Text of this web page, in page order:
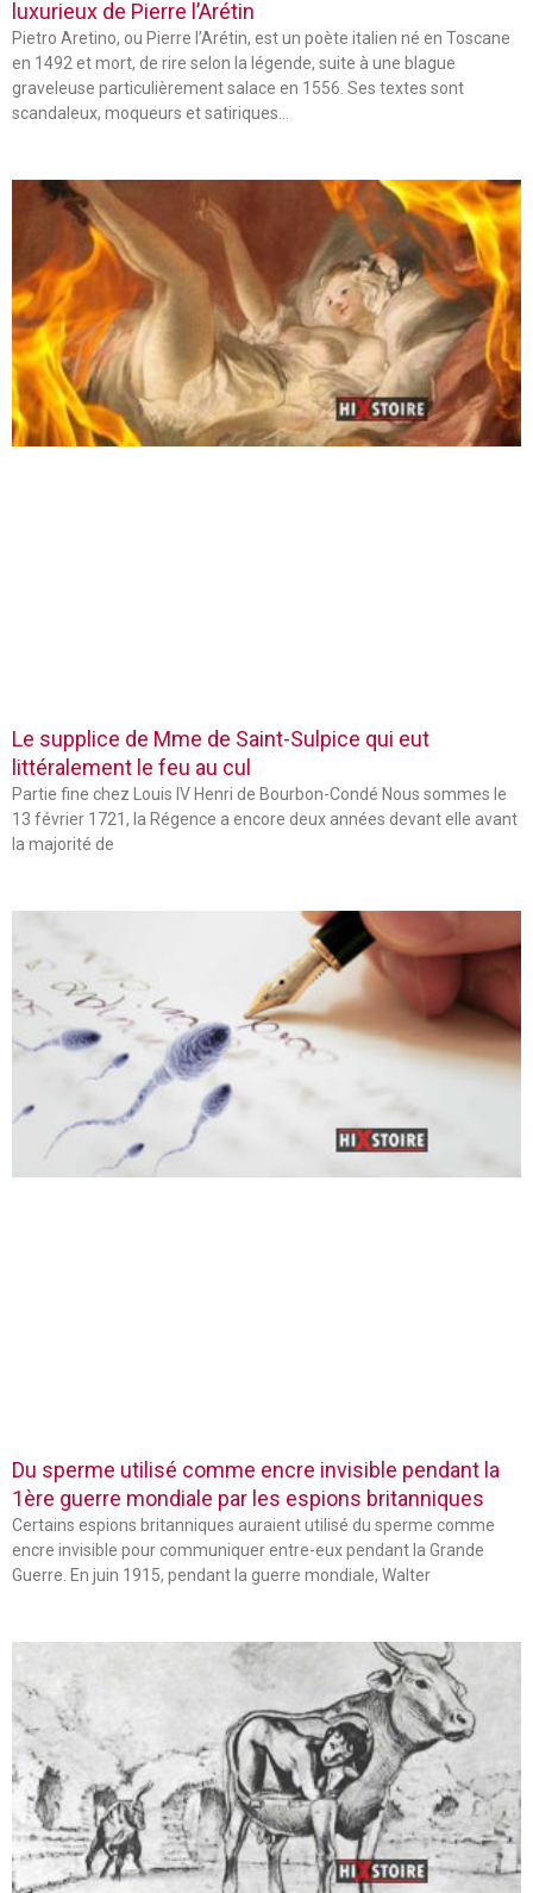
luxurieux de Pierre l’Arétin
Pietro Aretino, ou Pierre l’Arétin, est un poète italien né en Toscane
en 1492 et mort, de rire selon la légende, suite à une blague
graveleuse particulièrement salace en 1556. Ses textes sont
scandaleux, moqueurs et satiriques…
Le supplice de Mme de Saint-Sulpice qui eut
littéralement le feu au cul
Partie fine chez Louis IV Henri de Bourbon-Condé Nous sommes le
13 février 1721, la Régence a encore deux années devant elle avant
la majorité de
Du sperme utilisé comme encre invisible pendant la
1ère guerre mondiale par les espions britanniques
Certains espions britanniques auraient utilisé du sperme comme
encre invisible pour communiquer entre-eux pendant la Grande
Guerre. En juin 1915, pendant la guerre mondiale, Walter